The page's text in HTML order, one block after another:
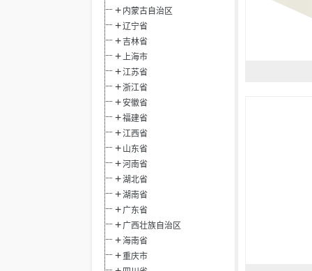
内蒙古自治区
辽宁省
吉林省
上海市
江苏省
浙江省
安徽省
福建省
江西省
山东省
河南省
湖北省
湖南省
广东省
广西壮族自治区
海南省
重庆市